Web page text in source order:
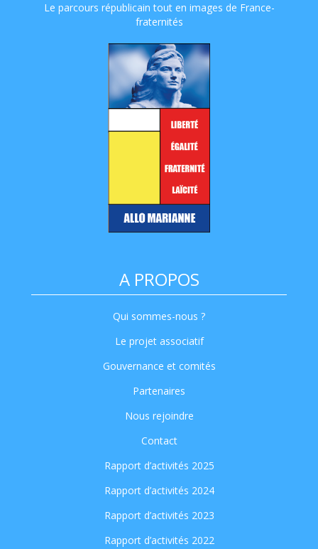
Le parcours républicain tout en images de France-
fraternités
A PROPOS
Qui sommes-nous ?
Le projet associatif
Gouvernance et comités
Partenaires
Nous rejoindre
Contact
Rapport d’activités 2025
Rapport d’activités 2024
Rapport d’activités 2023
Rapport d’activités 2022